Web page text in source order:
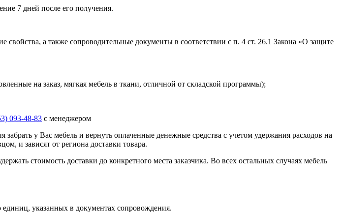
7 дней после его получения.
а также сопроводительные документы в соответствии с п. 4 ст. 26.1 Закона «О защите
на заказ, мягкая мебель в ткани, отличной от складской программы);
093-48-83 с менеджером
у Вас мебель и вернуть оплаченные денежные средства с учетом удержания расходов на
и зависят от региона доставки товара.
стоимость доставки до конкретного места заказчика. Во всех остальных случаях мебель
указанных в документах сопровождения.